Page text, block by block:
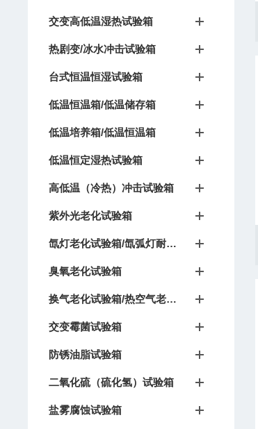
交变高低温湿热试验箱
热剧变/冰水冲击试验箱
台式恒温恒湿试验箱
低温恒温箱/低温储存箱
低温培养箱/低温恒温箱
低温恒定湿热试验箱
高低温（冷热）冲击试验箱
紫外光老化试验箱
氙灯老化试验箱/氙弧灯耐候试验箱
臭氧老化试验箱
换气老化试验箱/热空气老化箱
交变霉菌试验箱
防锈油脂试验箱
二氧化硫（硫化氢）试验箱
盐雾腐蚀试验箱